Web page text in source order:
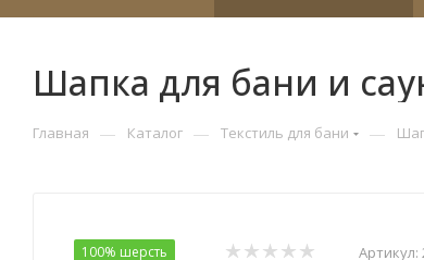
Шапка для бани и
Главная — Каталог — Текстиль для бани —
100% шерсть Артикул: